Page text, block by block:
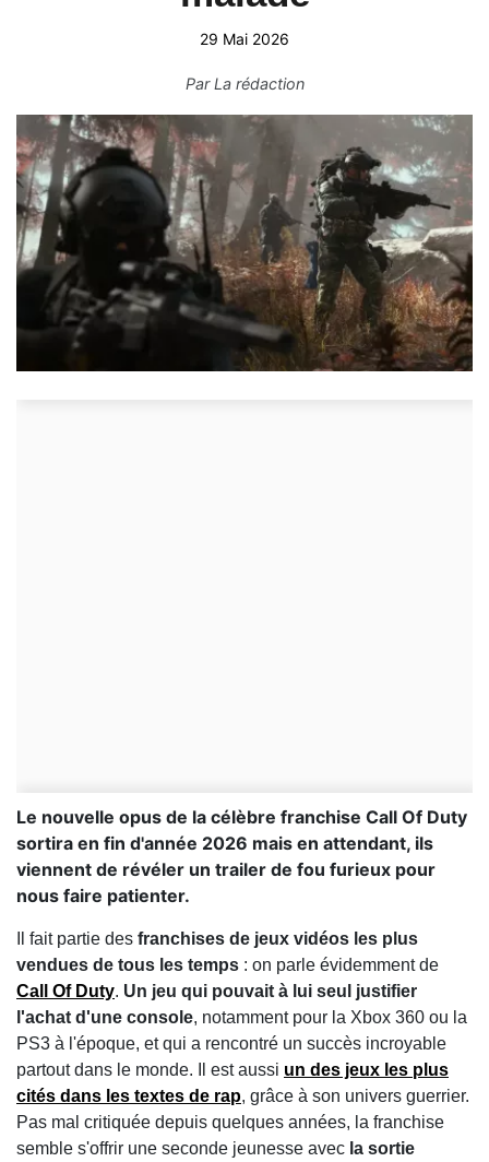
29 Mai 2026
ParLa rédaction
Le nouvelle opus de la célèbre franchise Call Of Duty
sortira en fin d'année 2026 mais en attendant, ils
viennent de révéler un trailer de fou furieux pour
nous faire patienter.
Il fait partie des franchises de jeux vidéos les plus
vendues de tous les temps : on parle évidemment de
Call Of Duty. Un jeu qui pouvait à lui seul justifier
l'achat d'une console, notamment pour la Xbox 360 ou la
PS3 à l'époque, et qui a rencontré un succès incroyable
partout dans le monde. Il est aussi un des jeux les plus
cités dans les textes de rap, grâce à son univers guerrier.
Pas mal critiquée depuis quelques années, la franchise
semble s'offrir une seconde jeunesse avec la sortie